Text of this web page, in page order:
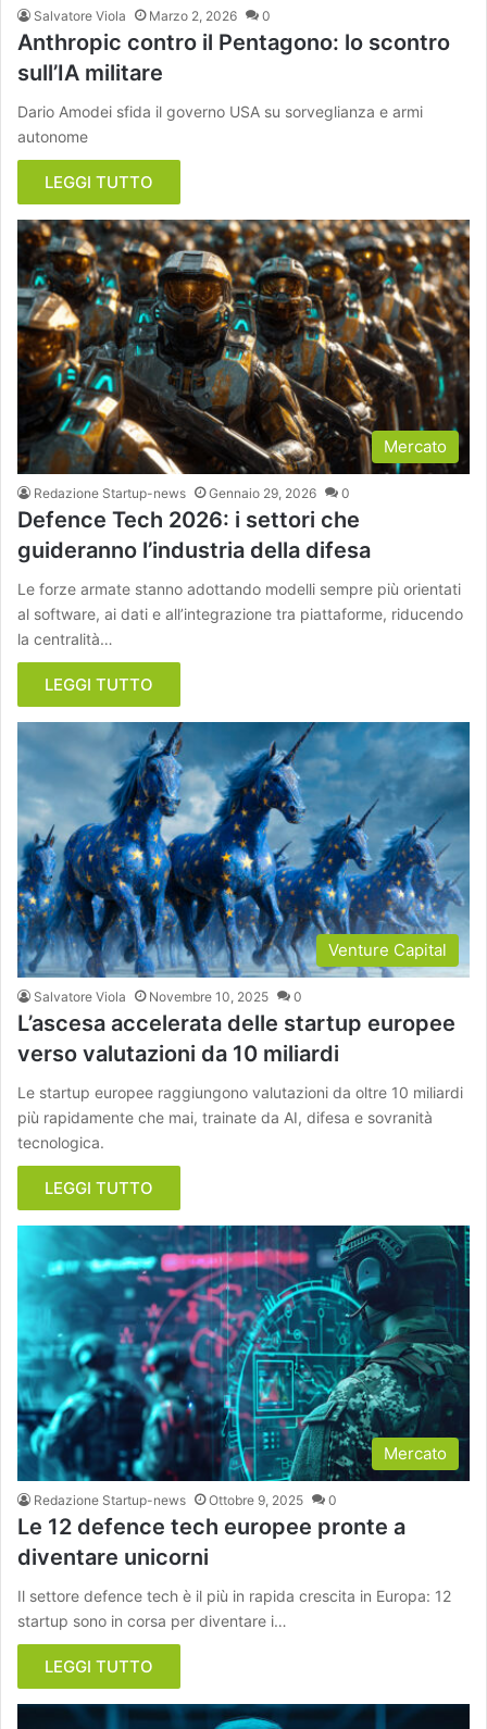
Salvatore Viola Marzo 2, 2026 0
Anthropic contro il Pentagono: lo scontro
sull’IA militare
Dario Amodei sfida il governo USA su sorveglianza e armi
autonome
LEGGI TUTTO
Mercato
Redazione Startup-news Gennaio 29, 2026 0
Defence Tech 2026: i settori che
guideranno l’industria della difesa
Le forze armate stanno adottando modelli sempre più orientati
al software, ai dati e all’integrazione tra piattaforme, riducendo
la centralità…
LEGGI TUTTO
Venture Capital
Salvatore Viola Novembre 10, 2025 0
L’ascesa accelerata delle startup europee
verso valutazioni da 10 miliardi
Le startup europee raggiungono valutazioni da oltre 10 miliardi
più rapidamente che mai, trainate da AI, difesa e sovranità
tecnologica.
LEGGI TUTTO
Mercato
Redazione Startup-news Ottobre 9, 2025 0
Le 12 defence tech europee pronte a
diventare unicorni
Il settore defence tech è il più in rapida crescita in Europa: 12
startup sono in corsa per diventare i…
LEGGI TUTTO